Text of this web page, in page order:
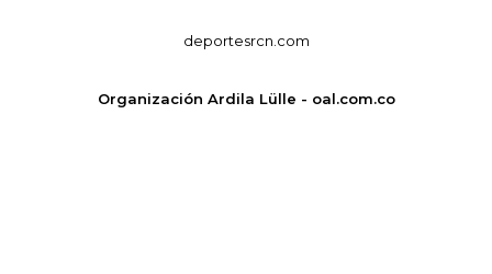
deportesrcn.com
Organización Ardila Lülle - oal.com.co